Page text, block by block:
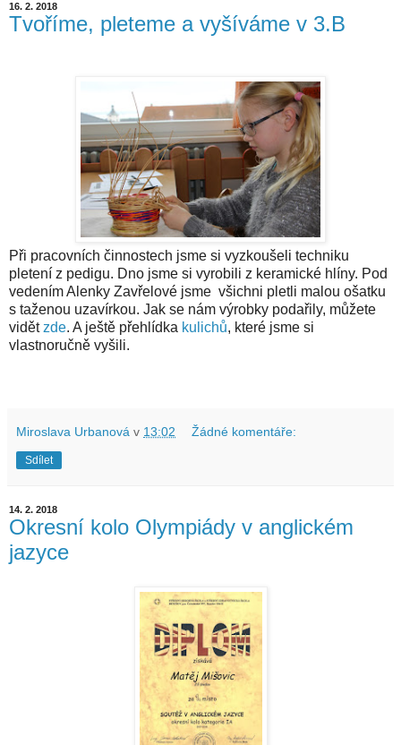
16. 2. 2018
Tvoříme, pleteme a vyšíváme v 3.B
Při pracovních činnostech jsme si vyzkoušeli techniku
pletení z pedigu. Dno jsme si vyrobili z keramické hlíny. Pod
vedením Alenky Zavřelové jsme všichni pletli malou ošatku
s taženou uzavírkou. Jak se nám výrobky podařily, můžete
vidětzde. A ještě přehlídka kulichů, které jsme si
vlastnoručně vyšili.
Miroslava Urbanová v 13:02 Žádné komentáře:
Sdílet
14. 2. 2018
Okresní kolo Olympiády v anglickém
jazyce